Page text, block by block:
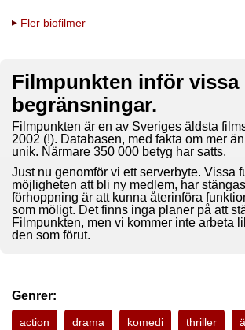
Fler biofilmer
Filmpunkten inför vissa
begränsningar.
Filmpunkten är en av Sveriges äldsta
2002 (!). Databasen, med fakta om mer
unik. Närmare 350 000 betyg har satts.
Just nu genomför vi ett serverbyte. Vissa
möjligheten att bli ny medlem, har
förhoppning är att kunna återinföra
som möligt. Det finns inga planer på att
Filmpunkten, men vi kommer inte arbeta
den som förut.
Genrer:
action drama komedi thriller